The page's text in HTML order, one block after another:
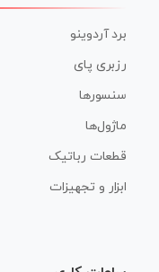
برد آردوینو
رزبری پای
سنسورها
ماژول‌ها
قطعات رباتیک
ابزار و تجهیزات